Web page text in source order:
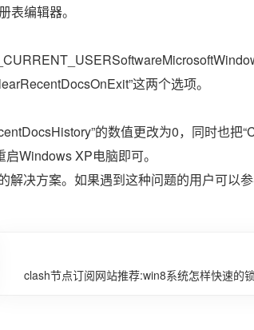
编辑器。
这两个选项。
的数值更改为0，同时也把
Windows XP电脑即可。
决方案。如果遇到这种问题的用户可以
clash节点订阅网站推荐:win8系统怎样快速的